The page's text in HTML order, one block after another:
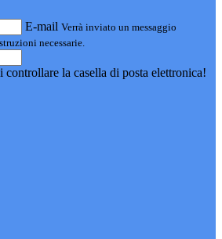
E-mail Verrà inviato un messaggio
necessarie.
la casella di posta elettronica!